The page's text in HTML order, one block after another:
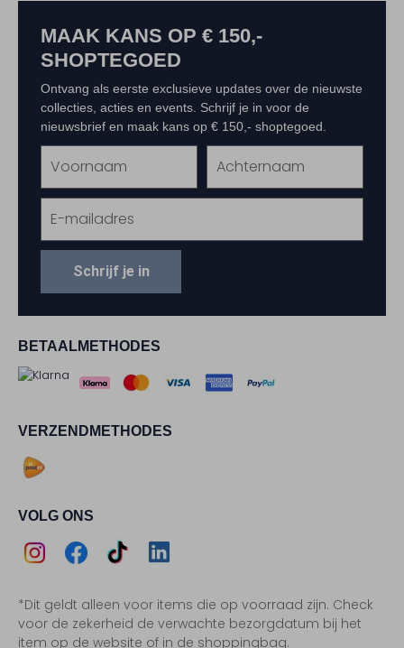
BETAALMETHODES
VERZENDMETHODES
VOLG ONS
Instagram
Facebook
TikTokLinkedIn
*Dit geldt alleen voor items die op voorraad zijn. Check
voor de zekerheid de verwachte bezorgdatum bij het
item op de website of in de shoppingbag.
MAAK KANS OP € 150,-
SHOPTEGOED
Ontvang als eerste exclusieve updates over de nieuwste
collecties, acties en events. Schrijf je in voor de
nieuwsbrief en maak kans op € 150,- shoptegoed.
Schrijf je in